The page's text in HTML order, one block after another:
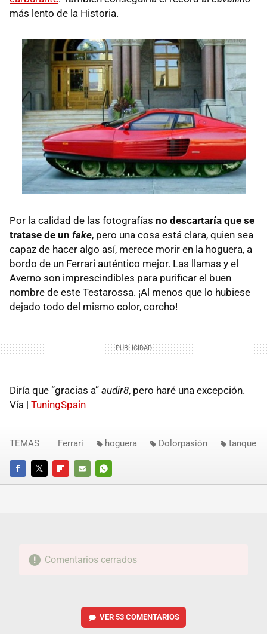
más lento de la Historia.
Por la calidad de las fotografías no descartaría que se
tratase de un fake, pero una cosa está clara, quien sea
capaz de hacer algo así, merece morir en la hoguera, a
bordo de un Ferrari auténtico mejor. Las llamas y el
Averno son imprescindibles para purificar el buen
nombre de este Testarossa. ¡Al menos que lo hubiese
dejado todo del mismo color, corcho!
Diría que “gracias a” audir8, pero haré una excepción.
Vía | TuningSpain
FACEBOOKTWITTERFLIPBOARD
E-
WHATSAPP
TEMAS Ferrari hoguera Dolorpasión tanque
Comentarios cerrados
VER 53 COMENTARIOS